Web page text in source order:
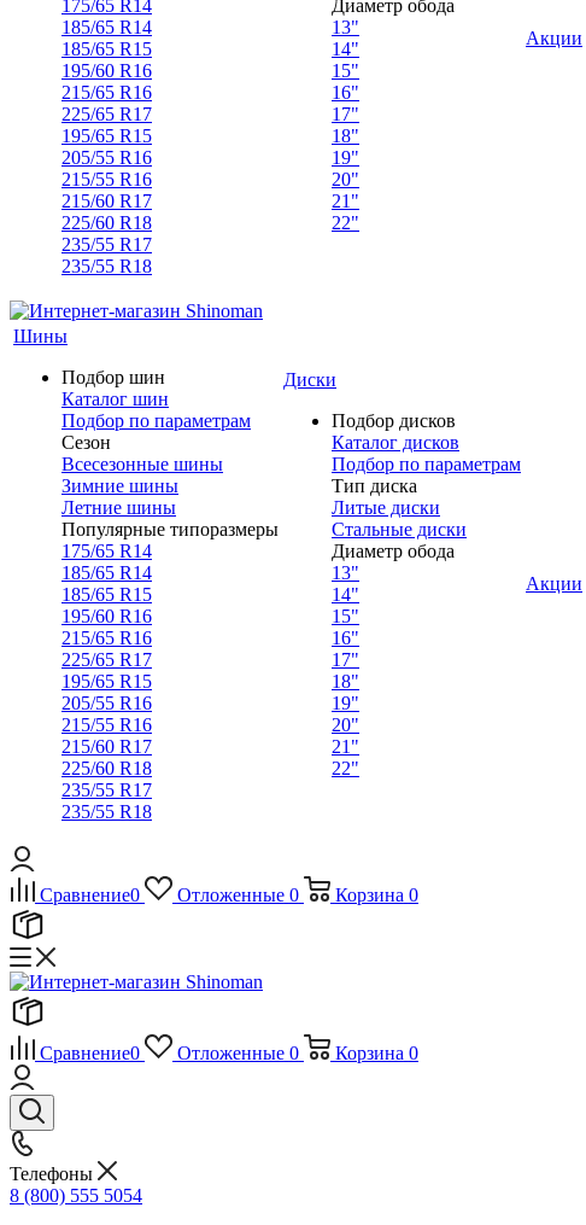
175/65 R14
185/65 R14
185/65 R15
195/60 R16
215/65 R16
225/65 R17
195/65 R15
205/55 R16
215/55 R16
215/60 R17
225/60 R18
235/55 R17
235/55 R18
Диаметр обода
13"
14"
15"
16"
17"
18"
19"
20"
21"
22"
Акции
Шины
Подбор шин
Каталог шин
Подбор по параметрам
Сезон
Всесезонные шины
Зимние шины
Летние шины
Популярные типоразмеры
175/65 R14
185/65 R14
185/65 R15
195/60 R16
215/65 R16
225/65 R17
195/65 R15
205/55 R16
215/55 R16
215/60 R17
225/60 R18
235/55 R17
235/55 R18
Диски
Подбор дисков
Каталог дисков
Подбор по параметрам
Тип диска
Литые диски
Стальные диски
Диаметр обода
13"
14"
15"
16"
17"
18"
19"
20"
21"
22"
Акции
Сравнение0 Отложенные 0 Корзина 0
Сравнение0 Отложенные 0 Корзина 0
Телефоны
8 (800) 555 5054